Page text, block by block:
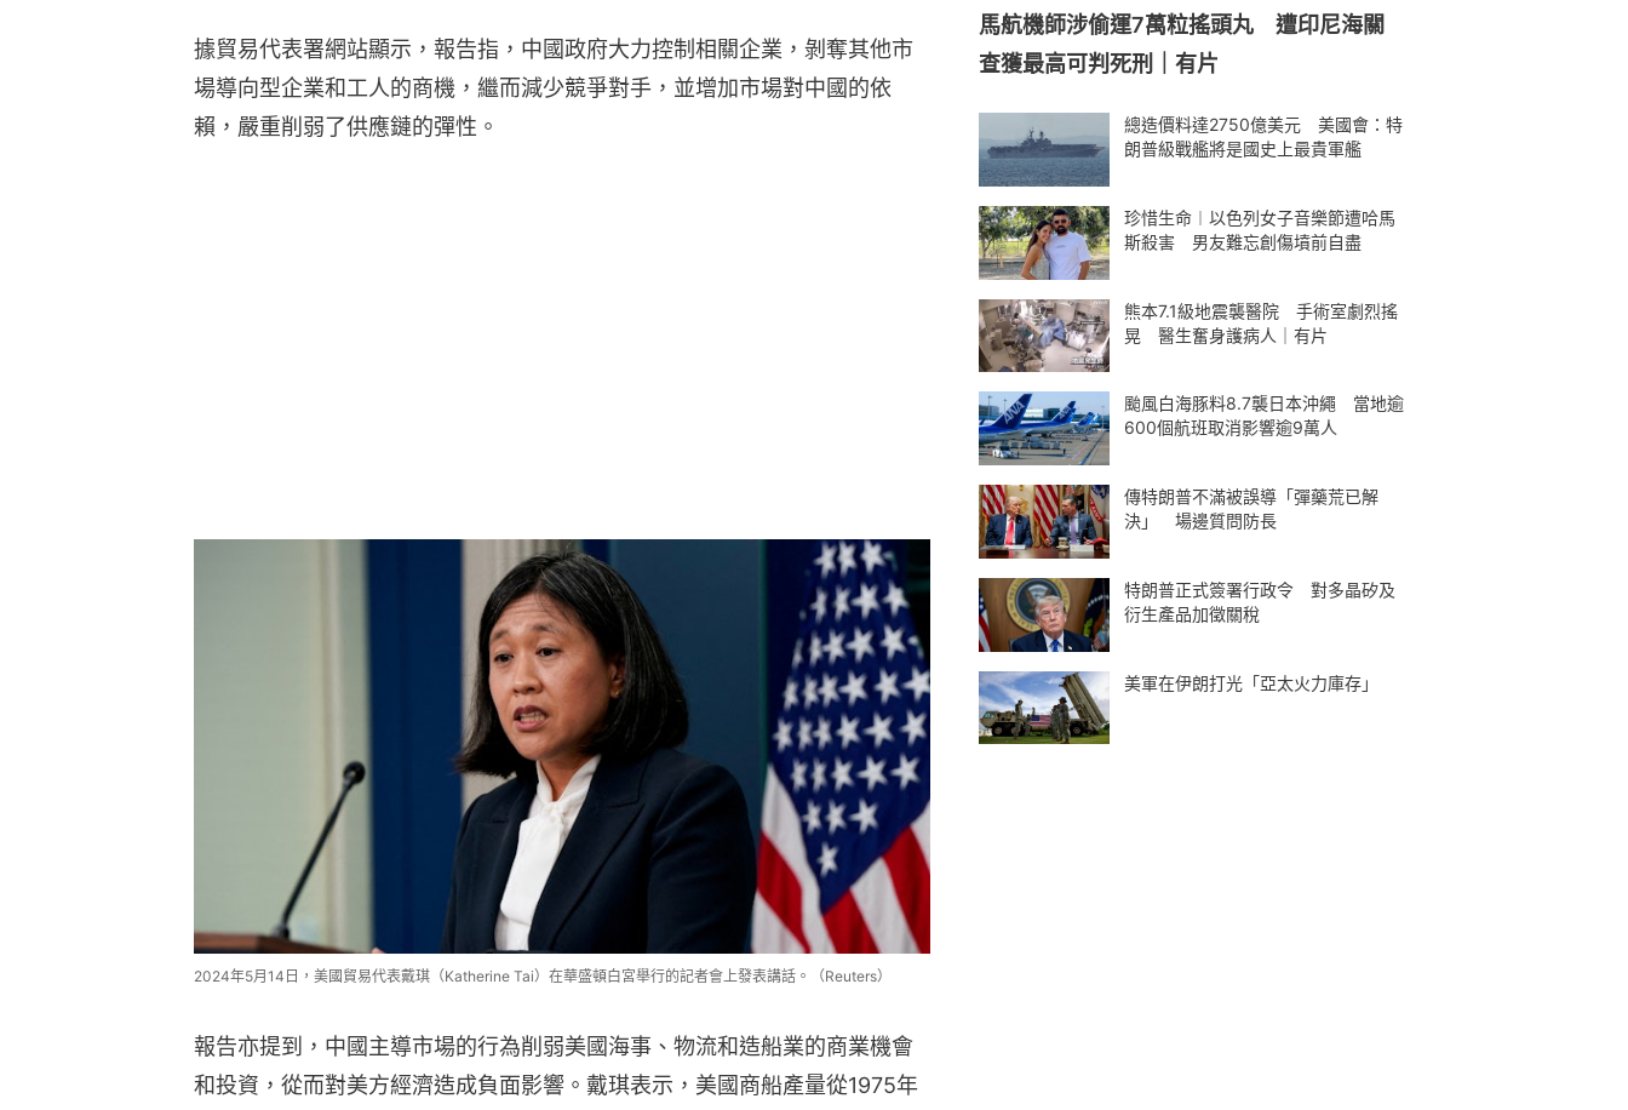
據貿易代表署網站顯示，報告指，中國政府大力控制相關企業，剝奪其他市
場導向型企業和工人的商機，繼而減少競爭對手，並增加市場對中國的依
賴，嚴重削弱了供應鏈的彈性。
2024年5月14日，美國貿易代表戴琪（Katherine Tai）在華盛頓白宮舉行的記者會上發表講話。（Reuters）
報告亦提到，中國主導市場的行為削弱美國海事、物流和造船業的商業機會
和投資，從而對美方經濟造成負面影響。戴琪表示，美國商船產量從1975年
馬航機師涉偷運7萬粒搖頭丸 遭印尼海關
查獲最高可判死刑｜有片
總造價料達2750億美元 美國會：特
朗普級戰艦將是國史上最貴軍艦
珍惜生命︱以色列女子音樂節遭哈馬
斯殺害 男友難忘創傷墳前自盡
熊本7.1級地震襲醫院 手術室劇烈搖
晃 醫生奮身護病人｜有片
颱風白海豚料8.7襲日本沖繩 當地逾
600個航班取消影響逾9萬人
傳特朗普不滿被誤導「彈藥荒已解
決」 場邊質問防長
特朗普正式簽署行政令 對多晶矽及
衍生產品加徵關稅
美軍在伊朗打光「亞太火力庫存」